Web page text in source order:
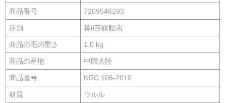
商品番号 7209546293
店舗 冪ti莎旗艦店
商品の毛の重さ 1.0 kg
商品の産地 中国大陸
商品番号 NRC 106-2010
材質 ウルル